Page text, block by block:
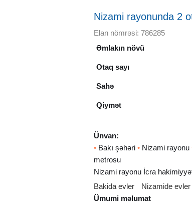
Nizami rayonunda 2
Elan nömrəsi: 786285
Əmlakın növü
Otaq sayı
Sahə
Qiymət
Ünvan:
• Bakı şəhəri • Nizami rayonu
metrosu
Nizami rayonu İcra
Bakida evler
Nizamide evler
Ümumi məlumat